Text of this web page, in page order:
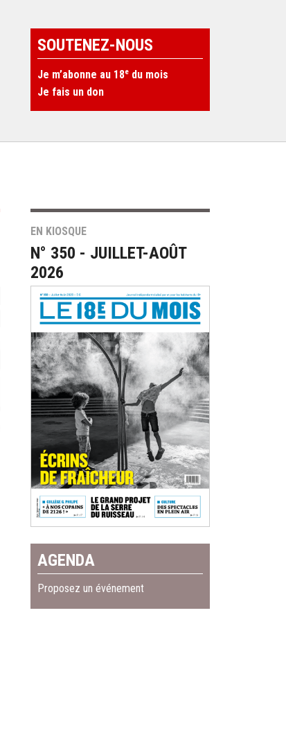
SOUTENEZ-NOUS
Je m’abonne au 18e du mois
Je fais un don
EN KIOSQUE
N° 350 - JUILLET-AOÛT
2026
AGENDA
Proposez un événement